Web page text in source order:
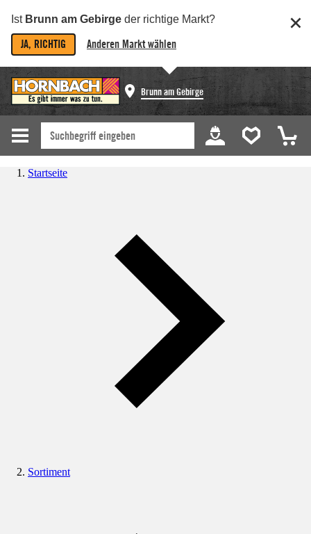
Ist Brunn am Gebirge der richtige Markt?
JA, RICHTIG Anderen Markt wählen
Brunn am Gebirge
Startseite
Sortiment